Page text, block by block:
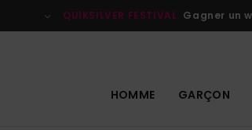
QUIKSILVER FESTIVAL Gagner un
HOMME GARÇON